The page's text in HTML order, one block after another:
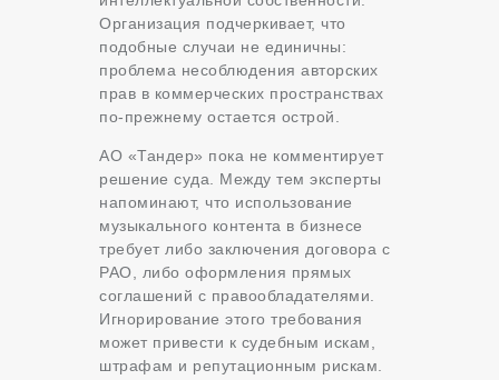
Организация подчеркивает, что
подобные случаи не единичны:
проблема несоблюдения авторских
прав в коммерческих пространствах
по-прежнему остается острой.
АО «Тандер» пока не комментирует
решение суда. Между тем эксперты
напоминают, что использование
музыкального контента в бизнесе
требует либо заключения договора с
РАО, либо оформления прямых
соглашений с правообладателями.
Игнорирование этого требования
может привести к судебным искам,
штрафам и репутационным рискам.